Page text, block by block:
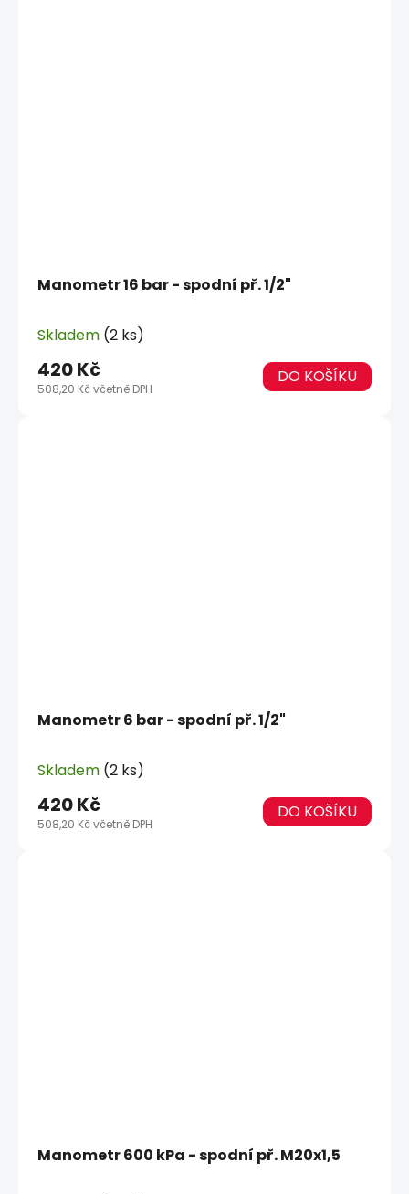
Manometr 16 bar - spodní př. 1/2"
Skladem (2 ks)
508,20 Kč včetně DPH
420 Kč DO KOŠÍKU
Manometr 6 bar - spodní př. 1/2"
Skladem (2 ks)
508,20 Kč včetně DPH
420 Kč DO KOŠÍKU
Manometr 600 kPa - spodní př. M20x1,5